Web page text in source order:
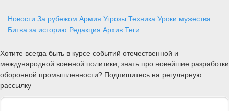
Новости За рубежом Армия Угрозы Техника Уроки мужества
Битва за историю Редакция Архив Теги
Хотите всегда быть в курсе событий отечественной и
международной военной политики, знать про новейшие разработки
оборонной промышленности? Подпишитесь на регулярную
рассылку